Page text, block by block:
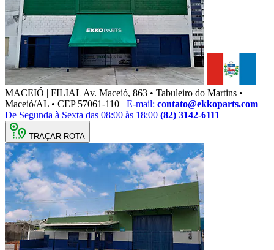
MACEIÓ | FILIAL Av. Maceió, 863 • Tabuleiro do Martins •
Maceió/AL • CEP 57061-110
E-mail: contato@ekkoparts.com
De Segunda à Sexta das 08:00 às 18:00 (82) 3142-6111
TRAÇAR ROTA